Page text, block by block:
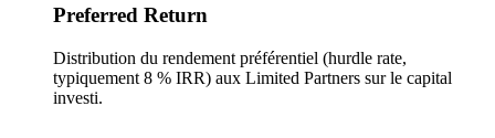
Preferred Return
Distribution du rendement préférentiel (hurdle rate,
typiquement 8 % IRR) aux Limited Partners sur le capital
investi.